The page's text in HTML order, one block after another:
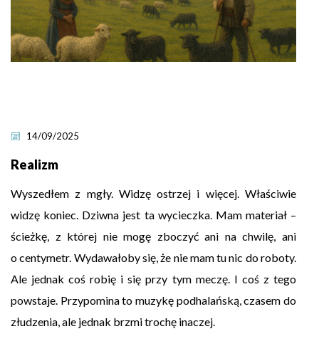
14/09/2025
Realizm
Wyszedłem z mgły. Widzę ostrzej i więcej. Właściwie
widzę koniec. Dziwna jest ta wycieczka. Mam materiał –
ścieżkę, z której nie mogę zboczyć ani na chwilę, ani
o centymetr. Wydawałoby się, że nie mam tu nic do roboty.
Ale jednak coś robię i się przy tym meczę. I coś z tego
powstaje. Przypomina to muzykę podhalańską, czasem do
złudzenia, ale jednak brzmi trochę inaczej.